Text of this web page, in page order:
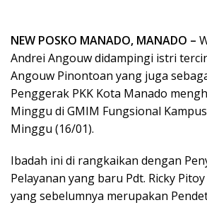
NEW POSKO MANADO, MANADO –
Andrei Angouw didampingi istri
Angouw Pinontoan yang juga
Penggerak PKK Kota Manado
Minggu di GMIM Fungsional
Minggu (16/01).
Ibadah ini di rangkaikan dengan
Pelayanan yang baru Pdt. Ricky
yang sebelumnya merupakan